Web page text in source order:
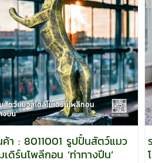
า : 8011001 รูปปั้นสัตว์แมว
สไตล์โมเดิร์นโพลีกอน ‘ท่าทางปีน’